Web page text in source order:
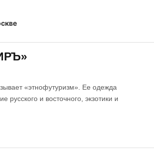
«этнофутуризм». Ее одежда
русского и восточного, экзотики и